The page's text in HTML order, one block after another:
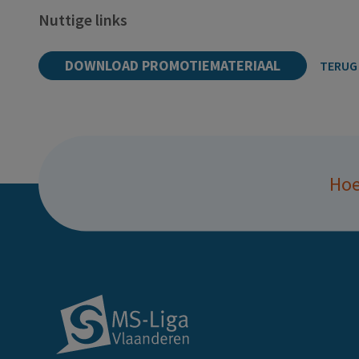
Nuttige links
DOWNLOAD PROMOTIEMATERIAAL